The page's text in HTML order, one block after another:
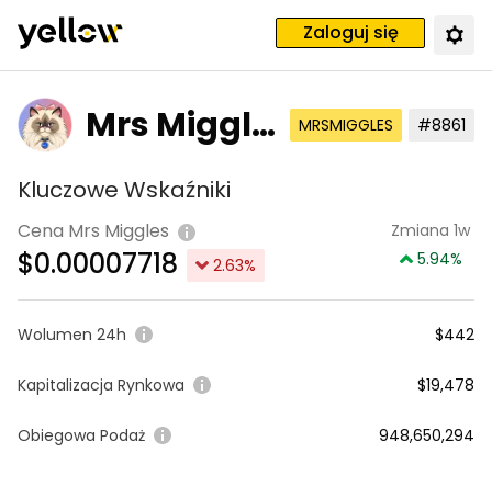
Zaloguj się
Mrs Miggle
MRSMIGGLES #8861
Kluczowe Wskaźniki
Cena Mrs Miggles
$0.00007718 2.63%
Zmiana 1w
5.94%
Wolumen 24h $442
Kapitalizacja Rynkowa $19,478
Obiegowa Podaż 948,650,294